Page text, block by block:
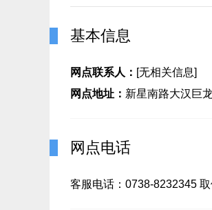
基本信息
网点联系人： [无相关信息]
网点地址： 新星南路大汉巨
网点电话
客服电话：0738-8232345